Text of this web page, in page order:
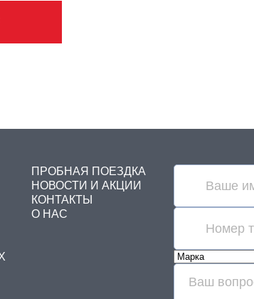
ПРОБНАЯ ПОЕЗДКА
НОВОСТИ И АКЦИИ
КОНТАКТЫ
О НАС